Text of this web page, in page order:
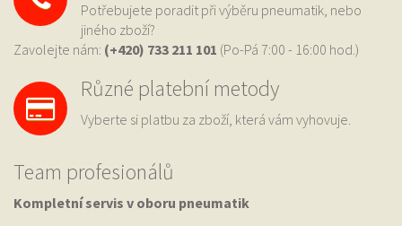
Potřebujete poradit při výběru pneumatik, nebo
jiného zboží?
Zavolejte nám: (+420) 733 211 101 (Po-Pá 7:00 - 16:00 hod.)
Různé platební metody
Vyberte si platbu za zboží, která vám vyhovuje.
Team profesionálů
Kompletní servis v oboru pneumatik